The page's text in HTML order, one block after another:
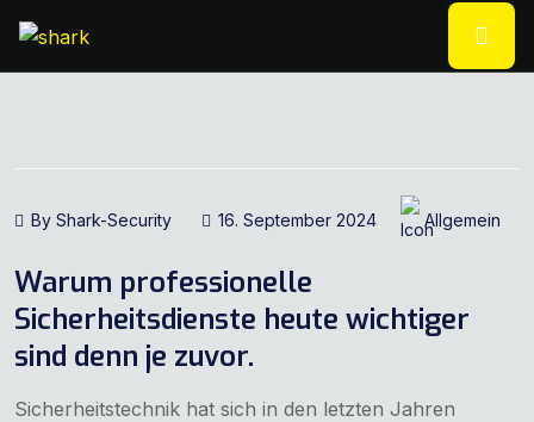
By Shark-Security 16. September 2024 Allgemein
Warum professionelle
Sicherheitsdienste heute wichtiger
sind denn je zuvor.
Sicherheitstechnik hat sich in den letzten Jahren